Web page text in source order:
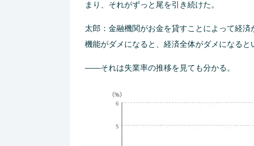
まり、それがずっと尾を引き続けた。
太郎：金融機関がお金を貸すことによって経
機能がダメになると、経済全体がダメになると
――それは失業率の推移を見ても分かる。